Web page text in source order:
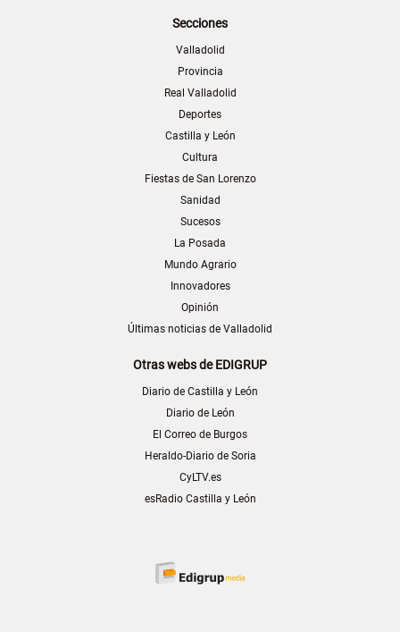
Secciones
Valladolid
Provincia
Real Valladolid
Deportes
Castilla y León
Cultura
Fiestas de San Lorenzo
Sanidad
Sucesos
La Posada
Mundo Agrario
Innovadores
Opinión
Últimas noticias de Valladolid
Otras webs de EDIGRUP
Diario de Castilla y León
Diario de León
El Correo de Burgos
Heraldo-Diario de Soria
CyLTV.es
esRadio Castilla y León